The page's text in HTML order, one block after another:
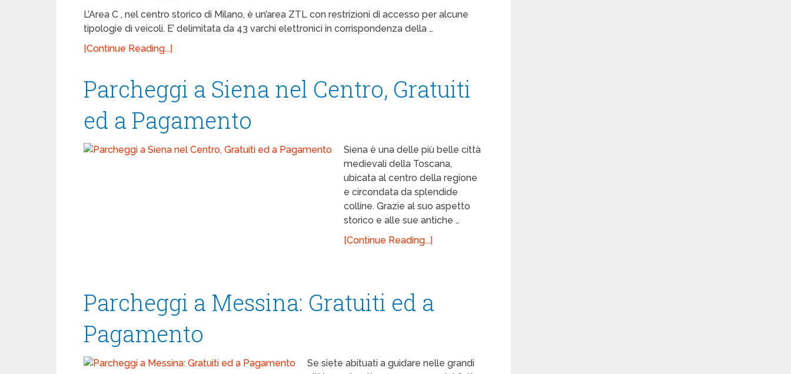
L’Area C , nel centro storico di Milano, è un’area ZTL con restrizioni di accesso per alcune
tipologie di veicoli. E’ delimitata da 43 varchi elettronici in corrispondenza della …
[Continue Reading...]
Parcheggi a Siena nel Centro, Gratuiti
ed a Pagamento
Siena è una delle più belle città
medievali della Toscana,
ubicata al centro della regione
e circondata da splendide
colline. Grazie al suo aspetto
storico e alle sue antiche …
[Continue Reading...]
Parcheggi a Messina: Gratuiti ed a
Pagamento
Se siete abituati a guidare nelle grandi